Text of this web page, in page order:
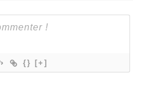
{} [+]